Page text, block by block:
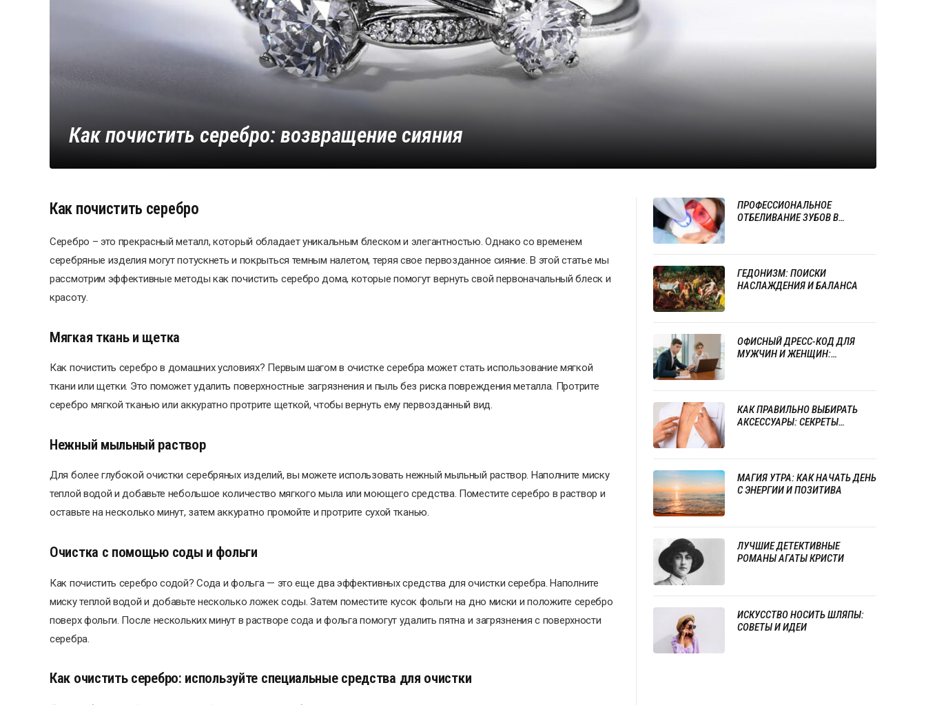
Как почистить серебро: возвращение сияния
Как почистить серебро
Серебро – это прекрасный металл, который обладает уникальным блеском и элегантностью. Однако со временем
серебряные изделия могут потускнеть и покрыться темным налетом, теряя свое первозданное сияние. В этой статье мы
рассмотрим эффективные методы как почистить серебро дома, которые помогут вернуть свой первоначальный блеск и
красоту.
Мягкая ткань и щетка
Как почистить серебро в домашних условиях? Первым шагом в очистке серебра может стать использование мягкой
ткани или щетки. Это поможет удалить поверхностные загрязнения и пыль без риска повреждения металла. Протрите
серебро мягкой тканью или аккуратно протрите щеткой, чтобы вернуть ему первозданный вид.
Нежный мыльный раствор
Для более глубокой очистки серебряных изделий, вы можете использовать нежный мыльный раствор. Наполните миску
теплой водой и добавьте небольшое количество мягкого мыла или моющего средства. Поместите серебро в раствор и
оставьте на несколько минут, затем аккуратно промойте и протрите сухой тканью.
Очистка с помощью соды и фольги
Как почистить серебро содой? Сода и фольга — это еще два эффективных средства для очистки серебра. Наполните
миску теплой водой и добавьте несколько ложек соды. Затем поместите кусок фольги на дно миски и положите серебро
поверх фольги. После нескольких минут в растворе сода и фольга помогут удалить пятна и загрязнения с поверхности
серебра.
Как очистить серебро: используйте специальные средства для очистки
ПРОФЕССИОНАЛЬНОЕ
ОТБЕЛИВАНИЕ ЗУБОВ В
ГЕДОНИЗМ: ПОИСКИ
НАСЛАЖДЕНИЯ И БАЛАНСА
ОФИСНЫЙ ДРЕСС-КОД ДЛЯ
МУЖЧИН И ЖЕНЩИН:
КАК ПРАВИЛЬНО ВЫБИРАТЬ
АКСЕССУАРЫ: СЕКРЕТЫ
МАГИЯ УТРА: КАК НАЧАТЬ ДЕНЬ
С ЭНЕРГИИ И ПОЗИТИВА
ЛУЧШИЕ ДЕТЕКТИВНЫЕ
РОМАНЫ АГАТЫ КРИСТИ
ИСКУССТВО НОСИТЬ ШЛЯПЫ:
СОВЕТЫ И ИДЕИ